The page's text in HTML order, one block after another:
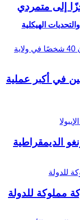
الهيكلية
تسلّم 15 محتجزًا إلى متمردي
تحرر 308 مختطفين في أكبر عملية
مملوكة للدولة